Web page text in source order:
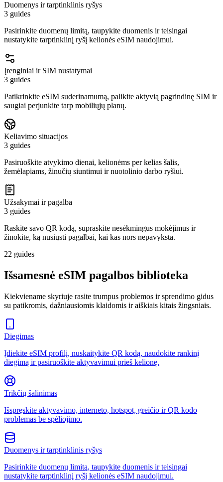
Duomenys ir tarptinklinis ryšys
3 guides
Pasirinkite duomenų limitą, taupykite duomenis ir teisingai
nustatykite tarptinklinį ryšį kelionės eSIM naudojimui.
Įrenginiai ir SIM nustatymai
3 guides
Patikrinkite eSIM suderinamumą, palikite aktyvią pagrindinę SIM ir
saugiai perjunkite tarp mobiliųjų planų.
Keliavimo situacijos
3 guides
Pasiruoškite atvykimo dienai, kelionėms per kelias šalis,
žemėlapiams, žinučių siuntimui ir nuotolinio darbo ryšiui.
Užsakymai ir pagalba
3 guides
Raskite savo QR kodą, supraskite nesėkmingus mokėjimus ir
žinokite, ką nusiųsti pagalbai, kai kas nors nepavyksta.
22 guides
Išsamesnė eSIM pagalbos biblioteka
Kiekviename skyriuje rasite trumpus problemos ir sprendimo gidus
su patikromis, dažniausiomis klaidomis ir aiškiais kitais žingsniais.
Diegimas
Įdiekite eSIM profilį, nuskaitykite QR kodą, naudokite rankinį
diegimą ir pasiruoškite aktyvavimui prieš kelionę.
Trikčių šalinimas
Išspręskite aktyvavimo, interneto, hotspot, greičio ir QR kodo
problemas be spėliojimo.
Duomenys ir tarptinklinis ryšys
Pasirinkite duomenų limitą, taupykite duomenis ir teisingai
nustatykite tarptinklinį ryšį kelionės eSIM naudojimui.